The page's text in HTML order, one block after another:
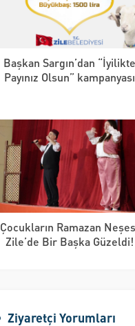
Başkan Sargın’dan “İyilikte
Payınız Olsun” kampanyası
Çocukların Ramazan
Zile’de Bir Başka Güzeldi!
Ziyaretçi Yorumları